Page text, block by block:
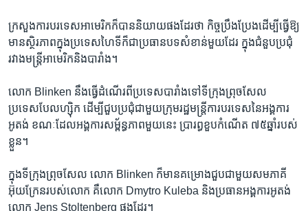
ក្រសួង​ការបរទេស​អាមេរិក​ក៏​បាននិយាយ​ផង​ដែរ​ថា​ កិច្ចប្រឹងប្រែង​ដើម្បីធ្វើ​ឱ្យ​
មាន​ស្ថិរភាព​ក្នុង​ប្រទេស​ហៃទីក៏​ជា​ប្រធានបទ​សំខាន់​មួយ​ដែរ ក្នុង​ជំនួប​ប្រជុំ
រវាង​មន្ត្រី​អាមេរិក​និង​បារាំង។ ​
លោក Blinken ​នឹង​ធ្វើ​ដំណើរ​ពី​ប្រទេស​បារាំង​ទៅទីក្រុង​ព្រុចសែល​
ប្រទេស​បែលហ្ស៊ិក​ ដើម្បី​ជួប​ប្រជុំ​ជា​មួយ​ក្រុម​រដ្ឋមន្ត្រី​ការបរទេស​នៃ​អង្គការ​
អូតង់​ ខណៈ​ដែល​អង្គការ​សម្ព័ន្ធភាព​មួយ​នេះ បា្ររព្ធ​ខួប​កំណើត ​៧៥​ឆ្នាំ​របស់​
ខ្លួន។
ក្នុង​ទីក្រុង​ព្រុចសែល​ លោក ​Blinken ក៏​មាន​គម្រោង​ជួប​ជា​មួយ​សមភាគី​
អ៊ុយក្រែន​របស់​លោក​ គឺ​លោក​ Dmytro Kuleba ​និងប្រធាន​អង្គការ​អូតង់​
លោក Jens Stoltenberg ផង​ដែរ។​ ​